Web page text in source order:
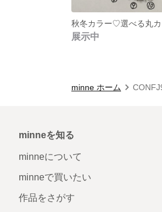
展示中
minne ホーム
minneを知る
minneについて
minneで買いたい
作品をさがす